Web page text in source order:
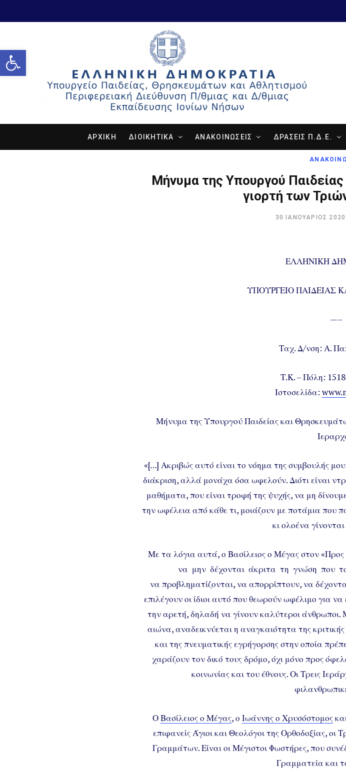
Open toolbar
ΑΡΧΙΚΗ ΔΙΟΙΚΗΤΙΚΑ ΑΝΑΚΟΙΝΩΣΕΙΣ ΔΡΑΣΕΙΣ Π.Δ.Ε.
Μήνυμα της Υπουργού
γιορτή των
30 ΙΑΝΟΥΆΡΙΟΣ 2020
ΕΛΛΗΝΙΚΗ
ΥΠΟΥΡΓΕΙΟ ΠΑΙΔΕΙΑΣ
—–
Ταχ. Δ/νση: Α.
Τ.Κ. – Πόλη:
Ιστοσελίδα:
Μήνυμα της Υπουργού Παιδείας και
«[…] Ακριβώς αυτό είναι το νόημα της συμβουλής
διάκριση, αλλά μονάχα όσα ωφελούν. Διότι είναι
μαθήματα, που είναι τροφή της ψυχής, να μη
την ωφέλεια από κάθε τι, μοιάζουν με ποτάμια που
κι ολοένα
Με τα λόγια αυτά, ο Βασίλειος ο Μέγας στον
να μην δέχονται άκριτα τη γνώση που
να προβληματίζονται, να απορρίπτουν, να
επιλέγουν οι ίδιοι αυτό που θεωρούν ωφέλιμο για
την αρετή, δηλαδή να γίνουν καλύτεροι
αιώνα, αναδεικνύεται η αναγκαιότητα της
και της πνευματικής εγρήγορσης στην οποία
χαράζουν τον δικό τους δρόμο, όχι μόνο προς
κοινωνίας και του έθνους. Οι Τρεις
ΟΒασίλειος ο Μέγας, ο Ιωάννης ο Χρυσόστομος
επιφανείς Άγιοι και Θεολόγοι της Ορθοδοξίας,
Γραμμάτων. Είναι οι Μέγιστοι Φωστήρες, που
Γραμματεία και